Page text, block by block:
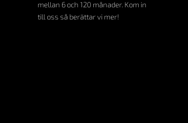
mellan 6 och 120 månader. Kom in
till oss så berättar vi mer!